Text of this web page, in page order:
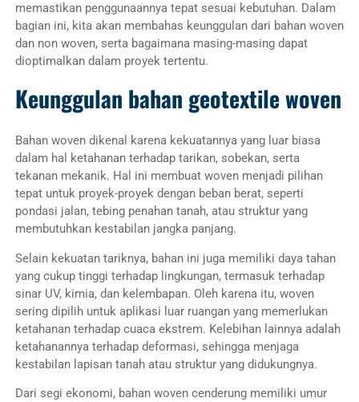
memastikan penggunaannya tepat sesuai kebutuhan. Dalam
bagian ini, kita akan membahas keunggulan dari bahan woven
dan non woven, serta bagaimana masing-masing dapat
dioptimalkan dalam proyek tertentu.
Keunggulan bahan geotextile woven
Bahan woven dikenal karena kekuatannya yang luar biasa
dalam hal ketahanan terhadap tarikan, sobekan, serta
tekanan mekanik. Hal ini membuat woven menjadi pilihan
tepat untuk proyek-proyek dengan beban berat, seperti
pondasi jalan, tebing penahan tanah, atau struktur yang
membutuhkan kestabilan jangka panjang.
Selain kekuatan tariknya, bahan ini juga memiliki daya tahan
yang cukup tinggi terhadap lingkungan, termasuk terhadap
sinar UV, kimia, dan kelembapan. Oleh karena itu, woven
sering dipilih untuk aplikasi luar ruangan yang memerlukan
ketahanan terhadap cuaca ekstrem. Kelebihan lainnya adalah
ketahanannya terhadap deformasi, sehingga menjaga
kestabilan lapisan tanah atau struktur yang didukungnya.
Dari segi ekonomi, bahan woven cenderung memiliki umur